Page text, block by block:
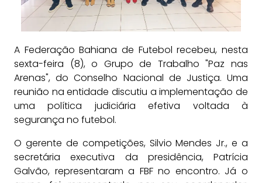
A Federação Bahiana de Futebol recebeu, nesta
sexta-feira (8), o Grupo de Trabalho "Paz nas
Arenas", do Conselho Nacional de Justiça. Uma
reunião na entidade discutiu a implementação de
uma política judiciária efetiva voltada à
segurança no futebol.
O gerente de competições, Silvio Mendes Jr., e a
secretária executiva da presidência, Patrícia
Galvão, representaram a FBF no encontro. Já o